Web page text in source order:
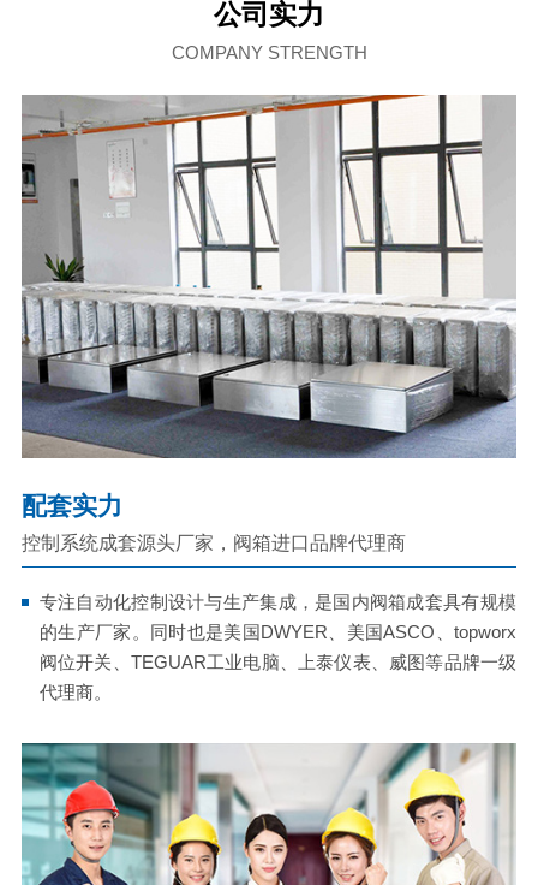
公司实力
COMPANY STRENGTH
配套实力
控制系统成套源头厂家，阀箱进口品牌代理商
专注自动化控制设计与生产集成，是国内阀箱成套具有规模
的生产厂家。同时也是美国DWYER、美国ASCO、topworx
阀位开关、TEGUAR工业电脑、上泰仪表、威图等品牌一级
代理商。